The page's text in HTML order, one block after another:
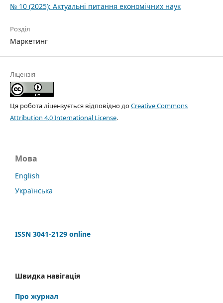
№ 10 (2025): Актуальні питання економічних наук
Розділ
Маркетинг
Ліцензія
Ця робота ліцензується відповідно доCreative Commons
Attribution 4.0 International License.
Мова
English
Українська
ISSN 3041-2129 online
Швидка навігація
Про журнал